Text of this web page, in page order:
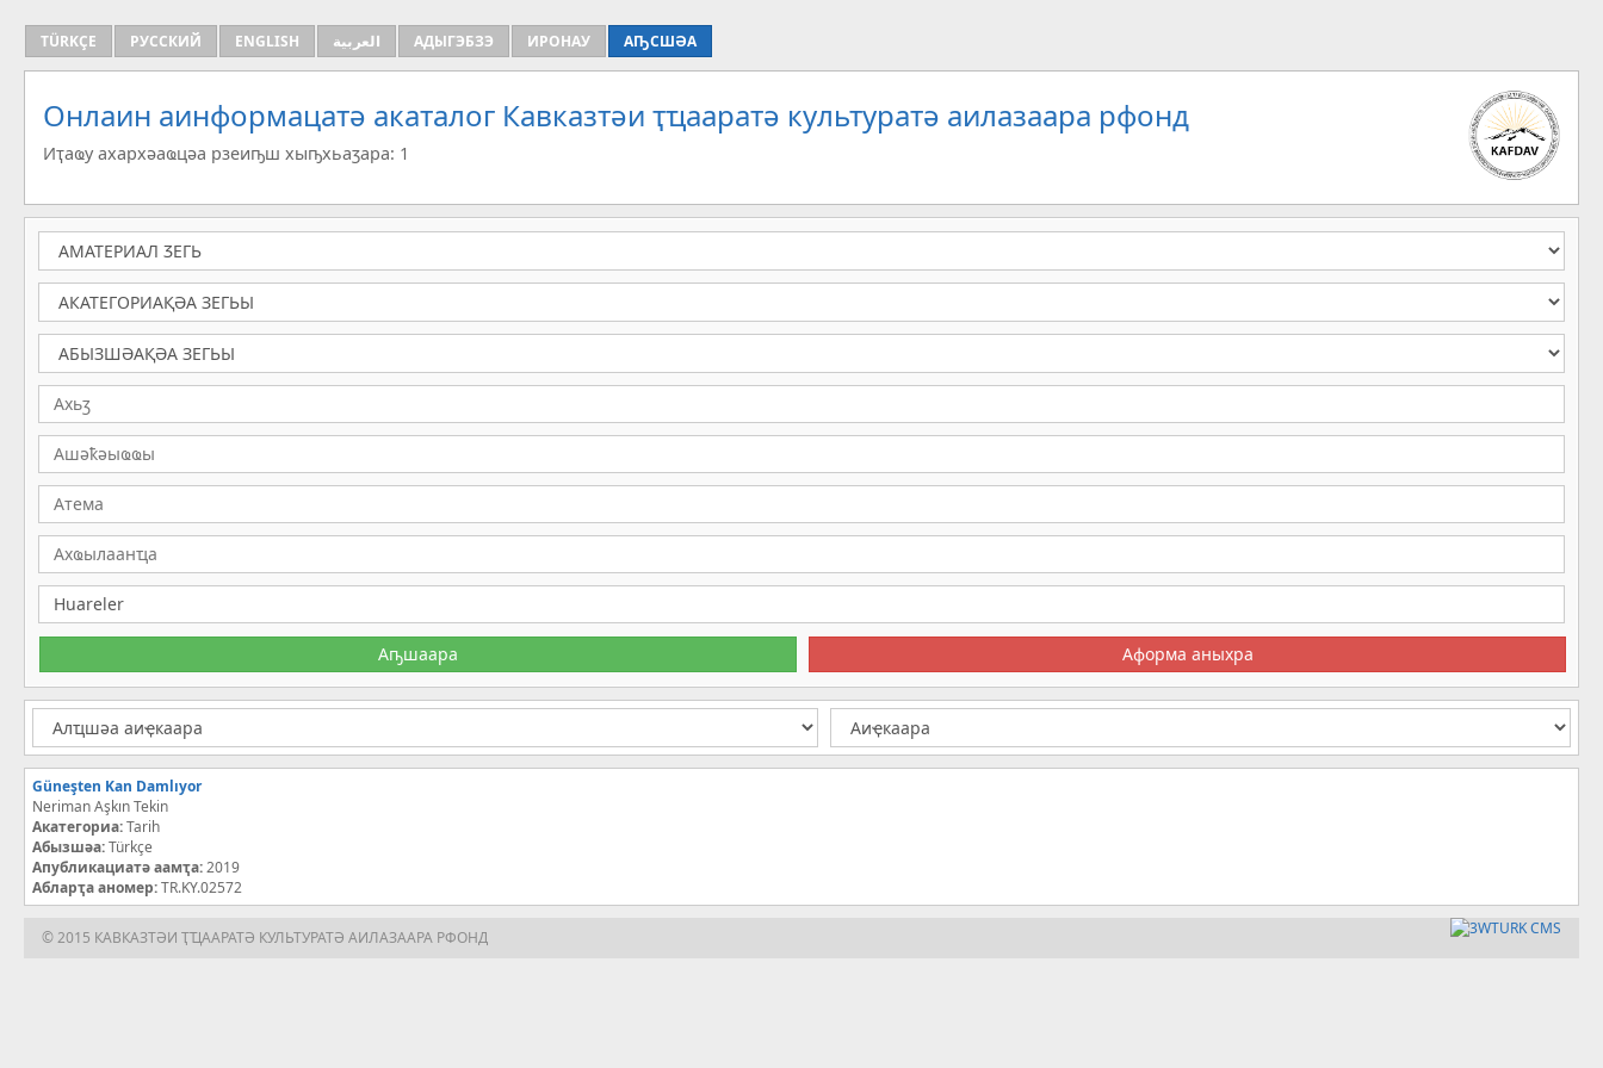
TÜRKÇE РУССКИЙ ENGLISH العربية АДЫГЭБЗЭ ИРОНАУ АҦСШӘА
Онлаин аинформацатә aкаталог Кавказтәи ҭҵааратә культуратә аилазаара рфонд
Иҭаҩу ахархәаҩцәа рзеиҧш хыҧхьаӡара: 1
Güneşten Kan Damlıyor
Neriman Aşkın Tekin
Акатегориа:Tarih
Абызшәа:Türkçe
Апубликациатә аамҭа:2019
Абларҭа аномер:TR.KY.02572
© 2015 КАВКАЗТӘИ ҬҴААРАТӘ КУЛЬТУРАТӘ АИЛАЗААРА РФОНД